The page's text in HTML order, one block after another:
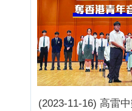
(2023-11-16) 高雷